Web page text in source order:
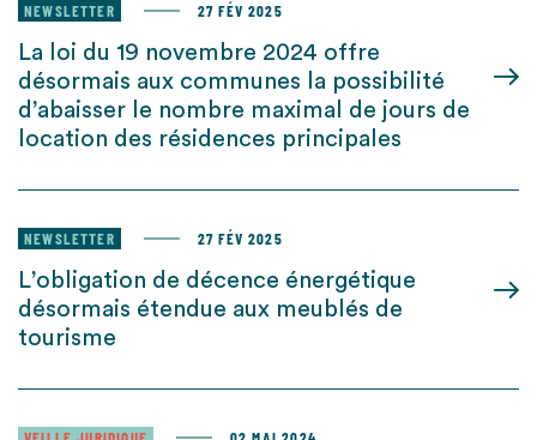
NEWSLETTER 27 FÉV 2025
La loi du 19 novembre 2024 offre
désormais aux communes la possibilité
d’abaisser le nombre maximal de jours de
location des résidences principales
NEWSLETTER 27 FÉV 2025
L’obligation de décence énergétique
désormais étendue aux meublés de
tourisme